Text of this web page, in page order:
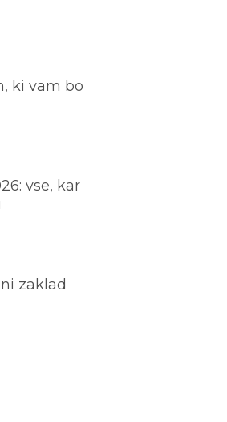
ki vam bo
vse, kar
zaklad